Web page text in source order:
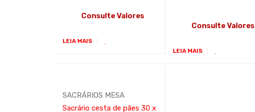
Consulte Valores
LEIA MAIS
Consulte Valores
LEIA MAIS
SACRÁRIOS MESA
Sacrário cesta de pães 30 x